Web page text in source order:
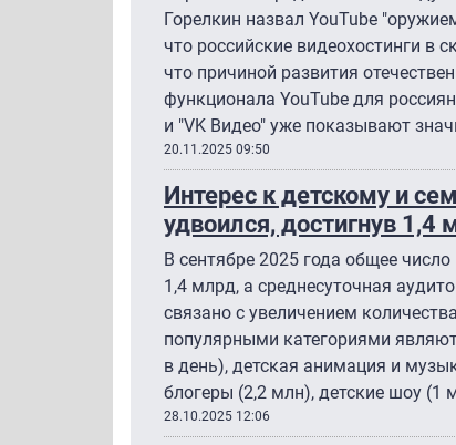
Горелкин назвал YouTube
что российские видеохостинги в
что причиной развития
функционала YouTube для
и "VK Видео" уже показывают
20.11.2025 09:50
Интерес к детскому и
удвоился, достигнув 1,4
В сентябре 2025 года общее
1,4 млрд, а среднесуточная
связано с увеличением
популярными категориями
в день), детская анимация и
блогеры (2,2 млн), детские шоу (1
28.10.2025 12:06